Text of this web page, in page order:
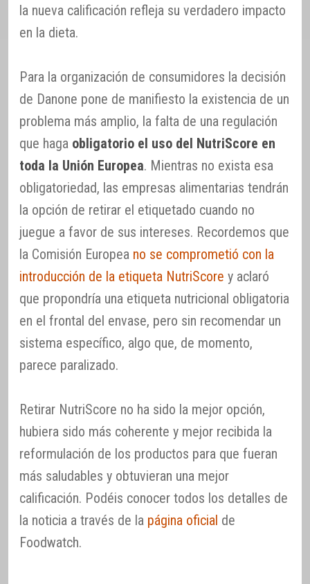
la nueva calificación refleja su verdadero impacto
en la dieta.
Para la organización de consumidores la decisión
de Danone pone de manifiesto la existencia de un
problema más amplio, la falta de una regulación
que haga obligatorio el uso del NutriScore en
toda la Unión Europea. Mientras no exista esa
obligatoriedad, las empresas alimentarias tendrán
la opción de retirar el etiquetado cuando no
juegue a favor de sus intereses. Recordemos que
la Comisión Europea no se comprometió con la
introducción de la etiqueta NutriScore y aclaró
que propondría una etiqueta nutricional obligatoria
en el frontal del envase, pero sin recomendar un
sistema específico, algo que, de momento,
parece paralizado.
Retirar NutriScore no ha sido la mejor opción,
hubiera sido más coherente y mejor recibida la
reformulación de los productos para que fueran
más saludables y obtuvieran una mejor
calificación. Podéis conocer todos los detalles de
la noticia a través de la página oficial de
Foodwatch.